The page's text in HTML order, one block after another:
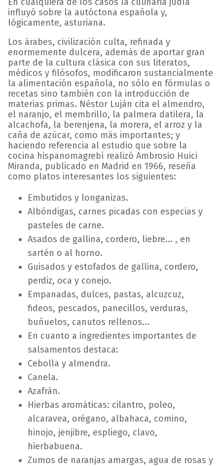
influyó sobre la autóctona española y,
lógicamente, asturiana.
Los árabes, civilización culta, refinada y
enormemente dulcera, además de aportar gran
parte de la cultura clásica con sus literatos,
médicos y filósofos, modificaron sustancialmente
la alimentación española, no sólo en fórmulas o
recetas sino también con la introducción de
materias primas. Néstor Luján cita el almendro,
el naranjo, el membrillo, la palmera datilera, la
alcachofa, la berenjena, la morera, el arroz y la
caña de azúcar, como más importantes; y
haciendo referencia al estudio que sobre la
cocina hispanomagrebí realizó Ambrosio Huici
Miranda, publicado en Madrid en 1966, reseña
como platos interesantes los siguientes:
Embutidos y longanizas.
Albóndigas, carnes picadas con especias y
pasteles de carne.
Asados de gallina, cordero, liebre... , en
sartén o al horno.
Guisados y estofados de gallina, cordero,
perdiz, oca y conejo.
Empanadas, dulces, pastas, alcuzcuz,
fideos, pescados, panecillos, verduras,
buñuelos, canutos rellenos...
En cuanto a ingredientes importantes de
salsamentos destaca:
Cebolla y almendra.
Canela.
Azafrán.
Hierbas aromáticas: cilantro, poleo,
alcaravea, orégano, albahaca, comino,
hinojo, jenjibre, espliego, clavo,
hierbabuena.
Zumos de naranjas amargas, agua de rosas y